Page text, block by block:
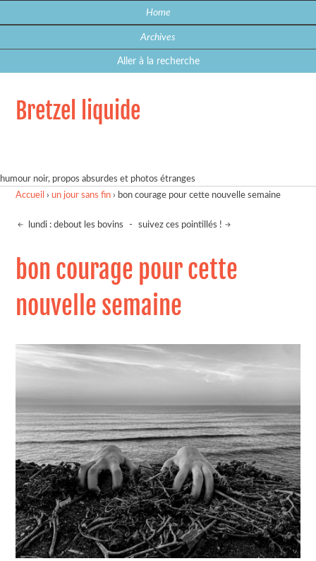
Home
Archives
Aller à la recherche
Bretzel liquide
humour noir, propos absurdes et photos étranges
Accueil ›un jour sans fin › bon courage pour cette nouvelle semaine
lundi : debout les bovins - suivez ces pointillés !
bon courage pour cette
nouvelle semaine